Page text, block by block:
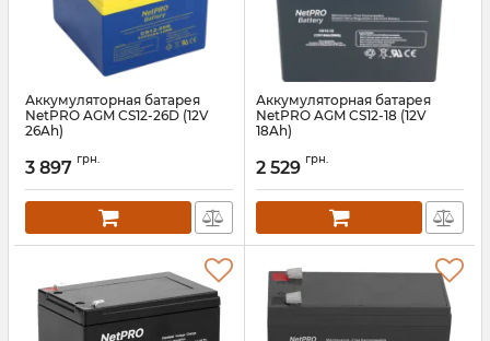
Аккумуляторная батарея
NetPRO AGM CS12-26D (12V
26Ah)
3 897 грн.
Аккумуляторная батарея
NetPRO AGM CS12-18 (12V
18Ah)
2 529 грн.